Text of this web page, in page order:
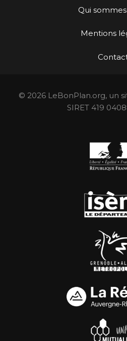
Qui
Mentions
© 2026 LeBonPlan.org, un
SIRET 419